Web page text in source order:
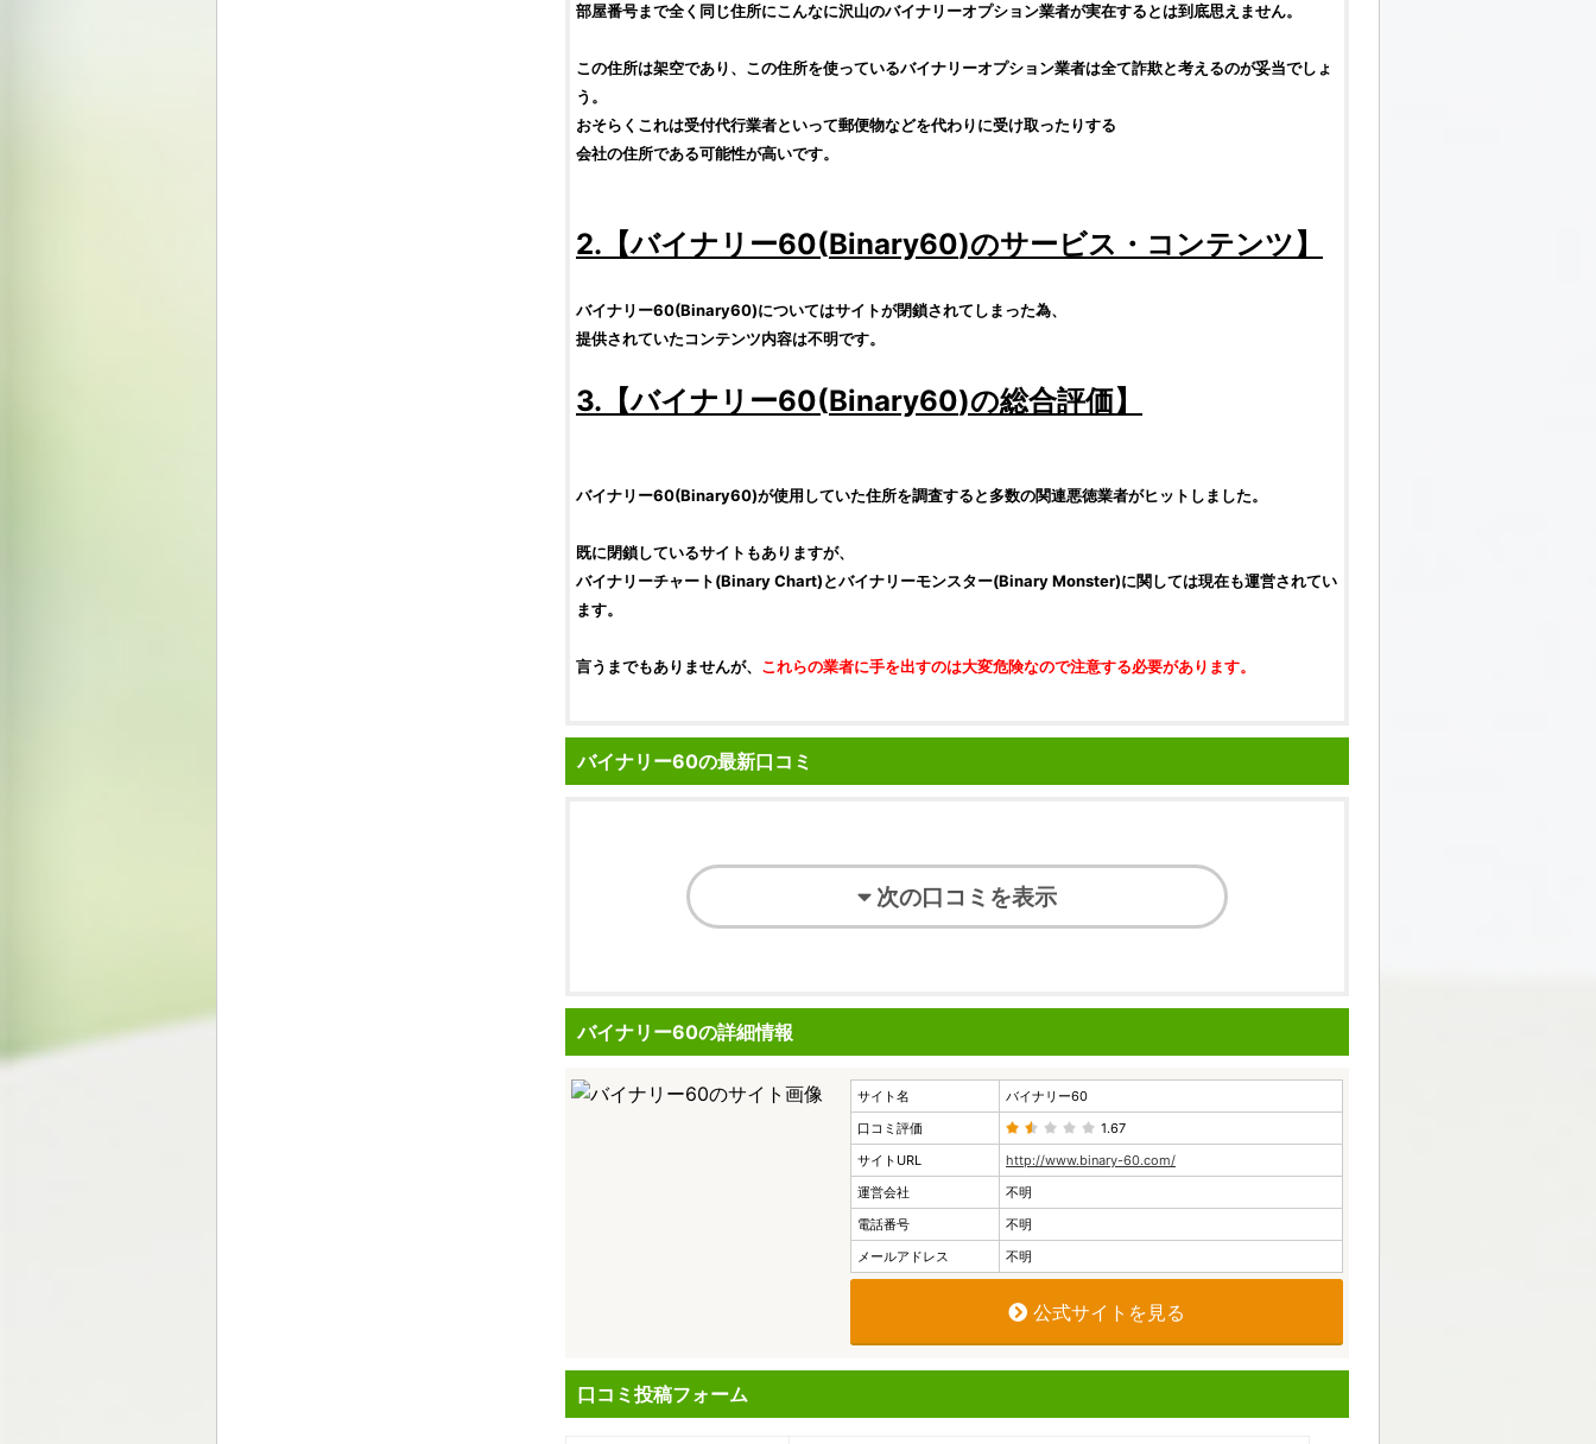
部屋番号まで全く同じ住所にこんなに沢山のバイナリーオプション業者が実在するとは到底思えません。
この住所は架空であり、この住所を使っているバイナリーオプション業者は全て詐欺と考えるのが妥当でしょ
う。
おそらくこれは受付代行業者といって郵便物などを代わりに受け取ったりする
会社の住所である可能性が高いです。
2.【バイナリー60(Binary60)のサービス・コンテンツ】
バイナリー60(Binary60)についてはサイトが閉鎖されてしまった為、
提供されていたコンテンツ内容は不明です。
3.【バイナリー60(Binary60)の総合評価】
バイナリー60(Binary60)が使用していた住所を調査すると多数の関連悪徳業者がヒットしました。
既に閉鎖しているサイトもありますが、
バイナリーチャート(Binary Chart)とバイナリーモンスター(Binary Monster)に関しては現在も運営されてい
ます。
言うまでもありませんが、 これらの業者に手を出すのは大変危険なので注意する必要があります。
バイナリー60の最新口コミ
次の口コミを表示
バイナリー60の詳細情報
サイト名
バイナリー60
口コミ評価
1.67
サイトURL
http://www.binary-60.com/
運営会社
不明
電話番号
不明
メールアドレス
不明
公式サイトを見る
口コミ投稿フォーム